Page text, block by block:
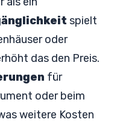
spielt
oder
das den Preis.
für
oder beim
weitere Kosten